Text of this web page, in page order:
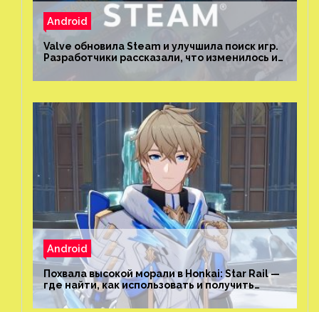
Android
Valve обновила Steam и улучшила поиск игр.
Разработчики рассказали, что изменилось и
Android
Похвала высокой морали в Honkai: Star Rail —
где найти, как использовать и получить
скрытые достижения